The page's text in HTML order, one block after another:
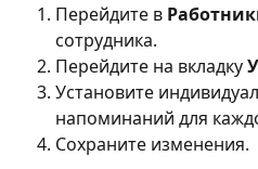
Перейдите в
сотрудника.
Перейдите на вкладку
Установите
напоминаний для
Сохраните изменения.